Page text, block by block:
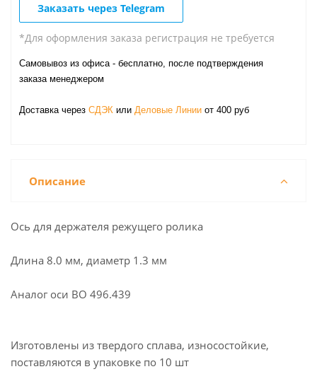
Заказать через Telegram
*Для оформления заказа регистрация не требуется
Самовывоз из офиса - бесплатно, после подтверждения
заказа менеджером
Доставка через СДЭК или Деловые Линии от 400 руб
Описание
Ось для держателя режущего ролика
Длина 8.0 мм, диаметр 1.3 мм
Аналог оси BO 496.439
Изготовлены из твердого сплава, износостойкие,
поставляются в упаковке по 10 шт